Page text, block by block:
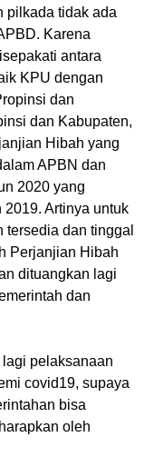
pilkada tidak ada
Karena
antara
KPU dengan
dan
dan Kabupaten,
Hibah yang
APBN dan
2020 yang
Artinya untuk
dan tinggal
Perjanjian Hibah
dituangkan lagi
dan
pelaksanaan
covid19, supaya
bisa
oleh